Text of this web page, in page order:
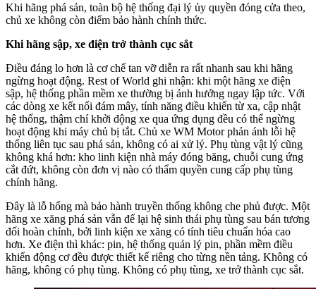
Khi hãng phá sản, toàn bộ hệ thống đại lý ủy quyền đóng cửa theo,
chủ xe không còn điểm bảo hành chính thức.
Khi hãng sập, xe điện trở thành cục sắt
Điều đáng lo hơn là cơ chế tan vỡ diễn ra rất nhanh sau khi hãng
ngừng hoạt động. Rest of World ghi nhận: khi một hãng xe điện
sập, hệ thống phần mềm xe thường bị ảnh hưởng ngay lập tức. Với
các dòng xe kết nối đám mây, tính năng điều khiển từ xa, cập nhật
hệ thống, thậm chí khởi động xe qua ứng dụng đều có thể ngừng
hoạt động khi máy chủ bị tắt. Chủ xe WM Motor phản ánh lỗi hệ
thống liên tục sau phá sản, không có ai xử lý. Phụ tùng vật lý cũng
không khá hơn: kho linh kiện nhà máy đóng băng, chuỗi cung ứng
cắt đứt, không còn đơn vị nào có thẩm quyền cung cấp phụ tùng
chính hãng.
Đây là lỗ hổng mà bảo hành truyền thống không che phủ được. Một
hãng xe xăng phá sản vẫn để lại hệ sinh thái phụ tùng sau bán tương
đối hoàn chỉnh, bởi linh kiện xe xăng có tính tiêu chuẩn hóa cao
hơn. Xe điện thì khác: pin, hệ thống quản lý pin, phần mềm điều
khiển động cơ đều được thiết kế riêng cho từng nền tảng. Không có
hãng, không có phụ tùng. Không có phụ tùng, xe trở thành cục sắt.